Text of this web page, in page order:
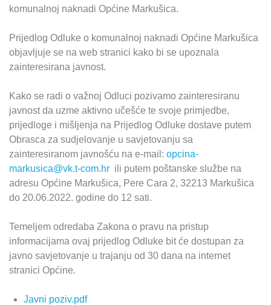
komunalnoj naknadi Općine Markušica.
Prijedlog Odluke o komunalnoj naknadi Općine Markušica
objavljuje se na web stranici kako bi se upoznala
zainteresirana javnost.
Kako se radi o važnoj Odluci pozivamo zainteresiranu
javnost da uzme aktivno učešće te svoje primjedbe,
prijedloge i mišljenja na Prijedlog Odluke dostave putem
Obrasca za sudjelovanje u savjetovanju sa
zainteresiranom javnošću na e-mail: opcina-
markusica@vk.t-com.hr ili putem poštanske službe na
adresu Općine Markušica, Pere Cara 2, 32213 Markušica
do 20.06.2022. godine do 12 sati.
Temeljem odredaba Zakona o pravu na pristup
informacijama ovaj prijedlog Odluke bit će dostupan za
javno savjetovanje u trajanju od 30 dana na internet
stranici Općine.
Javni poziv.pdf